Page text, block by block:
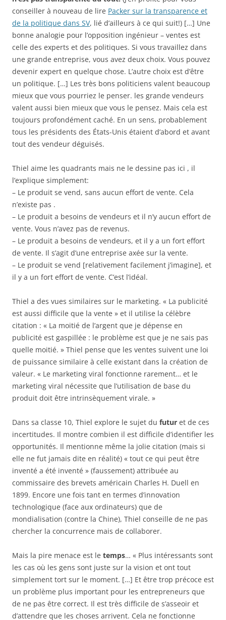
conseiller à nouveau de lire Packer sur la transparence et
de la politique dans SV, lié d’ailleurs à ce qui suit!) […] Une
bonne analogie pour l’opposition ingénieur – ventes est
celle des experts et des politiques. Si vous travaillez dans
une grande entreprise, vous avez deux choix. Vous pouvez
devenir expert en quelque chose. L’autre choix est d’être
un politique. […] Les très bons politiciens valent beaucoup
mieux que vous pourriez le penser. les grande vendeurs
valent aussi bien mieux que vous le pensez. Mais cela est
toujours profondément caché. En un sens, probablement
tous les présidents des États-Unis étaient d’abord et avant
tout des vendeur déguisés.
Thiel aime les quadrants mais ne le dessine pas ici , il
l’explique simplement:
– Le produit se vend, sans aucun effort de vente. Cela
n’existe pas .
– Le produit a besoins de vendeurs et il n’y aucun effort de
vente. Vous n’avez pas de revenus.
– Le produit a besoins de vendeurs, et il y a un fort effort
de vente. Il s’agit d’une entreprise axée sur la vente.
– Le produit se vend [relativement facilement j’imagine], et
il y a un fort effort de vente. C’est l’idéal.
Thiel a des vues similaires sur le marketing. « La publicité
est aussi difficile que la vente » et il utilise la célèbre
citation : « La moitié de l’argent que je dépense en
publicité est gaspillée : le problème est que je ne sais pas
quelle moitié. » Thiel pense que les ventes suivent une loi
de puissance similaire à celle existant dans la création de
valeur. « Le marketing viral fonctionne rarement… et le
marketing viral nécessite que l’utilisation de base du
produit doit être intrinsèquement virale. »
Dans sa classe 10, Thiel explore le sujet du futur et de ces
incertitudes. Il montre combien il est difficile d’identifier les
opportunités. Il mentionne même la jolie citation (mais si
elle ne fut jamais dite en réalité) « tout ce qui peut être
inventé a été inventé » (faussement) attribuée au
commissaire des brevets américain Charles H. Duell en
1899. Encore une fois tant en termes d’innovation
technologique (face aux ordinateurs) que de
mondialisation (contre la Chine), Thiel conseille de ne pas
chercher la concurrence mais de collaborer.
Mais la pire menace est le temps… « Plus intéressants sont
les cas où les gens sont juste sur la vision et ont tout
simplement tort sur le moment. […] Et être trop précoce est
un problème plus important pour les entrepreneurs que
de ne pas être correct. Il est très difficile de s’asseoir et
d’attendre que les choses arrivent. Cela ne fonctionne